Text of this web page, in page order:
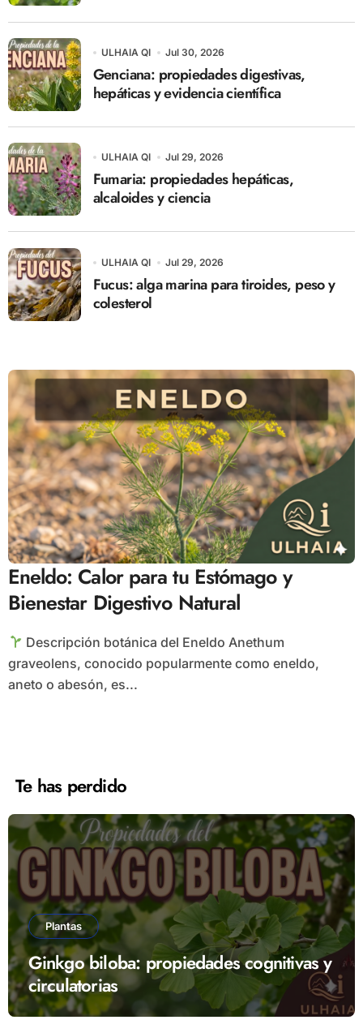
ULHAIA QI Jul 30, 2026
Genciana: propiedades digestivas,
hepáticas y evidencia científica
ULHAIA QI Jul 29, 2026
Fumaria: propiedades hepáticas,
alcaloides y ciencia
ULHAIA QI Jul 29, 2026
Fucus: alga marina para tiroides, peso y
colesterol
Eneldo: Calor para tu Estómago y
Bienestar Digestivo Natural
Descripción botánica del Eneldo Anethum
graveolens, conocido popularmente como eneldo,
aneto o abesón, es...
Te has perdido
Plantas
Ginkgo biloba: propiedades cognitivas y
circulatorias